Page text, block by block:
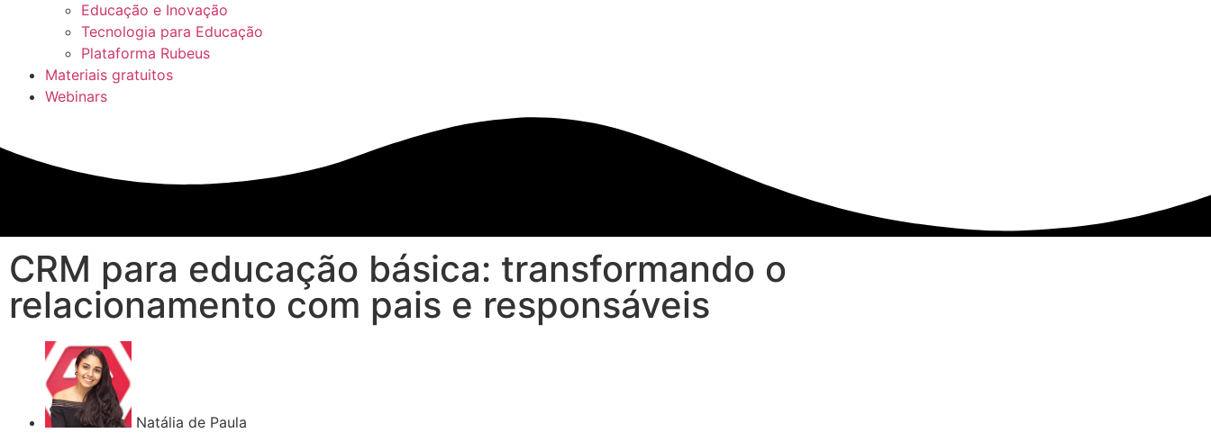
Educação e Inovação
Tecnologia para Educação
Plataforma Rubeus
Materiais gratuitos
Webinars
CRM para educação básica: transformando o
relacionamento com pais e responsáveis
Natália de Paula